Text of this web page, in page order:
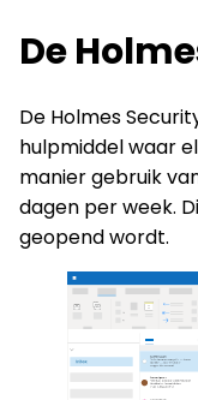
De
De Holmes
hulpmiddel waar
manier gebruik
dagen per week.
geopend wordt.